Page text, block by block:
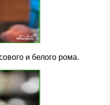
и белого рома.